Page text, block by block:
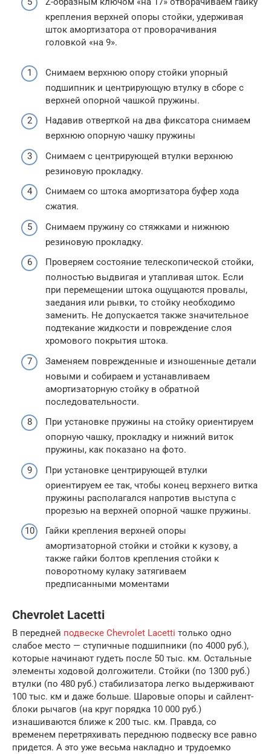
крепления верхней опоры стойки, удерживая
шток амортизатора от проворачивания
головкой «на 9».
Снимаем верхнюю опору стойки упорный
подшипник и центрирующую втулку в сборе с
верхней опорной чашкой пружины.
Надавив отверткой на два фиксатора снимаем
верхнюю опорную чашку пружины
Снимаем с центрирующей втулки верхнюю
резиновую прокладку.
Снимаем со штока амортизатора буфер хода
сжатия.
Снимаем пружину со стяжками и нижнюю
резиновую прокладку.
Проверяем состояние телескопической стойки,
полностью выдвигая и утапливая шток. Если
при перемещении штока ощущаются провалы,
заедания или рывки, то стойку необходимо
заменить. Не допускается также значительное
подтекание жидкости и повреждение слоя
хромового покрытия штока.
Заменяем поврежденные и изношенные детали
новыми и собираем и устанавливаем
амортизаторную стойку в обратной
последовательности.
При установке пружины на стойку ориентируем
опорную чашку, прокладку и нижний виток
пружины, как показано на фото.
При установке центрирующей втулки
ориентируем ее так, чтобы конец верхнего витка
пружины располагался напротив выступа с
прорезью на верхней опорной чашке пружины.
Гайки крепления верхней опоры
амортизаторной стойки и стойки к кузову, а
также гайки болтов крепления стойки к
поворотному кулаку затягиваем
предписанными моментами
Chevrolet Lacetti
В передней подвеске Chevrolet Lacetti только одно
слабое место — ступичные подшипники (по 4000 руб.),
которые начинают гудеть после 50 тыс. км. Остальные
элементы ходовой долгожители. Стойки (по 1300 руб.)
втулки (по 480 руб.) стабилизатора легко выдерживают
100 тыс. км и даже больше. Шаровые опоры и сайлент-
блоки рычагов (на круг порядка 10 000 руб.)
изнашиваются ближе к 200 тыс. км. Правда, со
временем перетряхивать переднюю подвеску все равно
придется. А это уже весьма накладно и трудоемко